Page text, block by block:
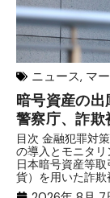
ニュース, マ
暗号資産の
警察庁、詐
目次 金融犯罪対
の導入とモニタ
日本暗号資産等
貨）を用いた詐